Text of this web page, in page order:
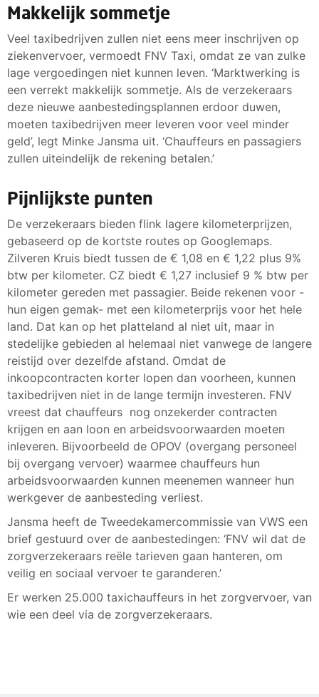
Makkelijk sommetje
Veel taxibedrijven zullen niet eens meer inschrijven op
ziekenvervoer, vermoedt FNV Taxi, omdat ze van zulke
lage vergoedingen niet kunnen leven. ‘Marktwerking is
een verrekt makkelijk sommetje. Als de verzekeraars
deze nieuwe aanbestedingsplannen erdoor duwen,
moeten taxibedrijven meer leveren voor veel minder
geld’, legt Minke Jansma uit. ‘Chauffeurs en passagiers
zullen uiteindelijk de rekening betalen.’
Pijnlijkste punten
De verzekeraars bieden flink lagere kilometerprijzen,
gebaseerd op de kortste routes op Googlemaps.
Zilveren Kruis biedt tussen de € 1,08 en € 1,22 plus 9%
btw per kilometer. CZ biedt € 1,27 inclusief 9 % btw per
kilometer gereden met passagier. Beide rekenen voor -
hun eigen gemak- met een kilometerprijs voor het hele
land. Dat kan op het platteland al niet uit, maar in
stedelijke gebieden al helemaal niet vanwege de langere
reistijd over dezelfde afstand. Omdat de
inkoopcontracten korter lopen dan voorheen, kunnen
taxibedrijven niet in de lange termijn investeren. FNV
vreest dat chauffeurs nog onzekerder contracten
krijgen en aan loon en arbeidsvoorwaarden moeten
inleveren. Bijvoorbeeld de OPOV (overgang personeel
bij overgang vervoer) waarmee chauffeurs hun
arbeidsvoorwaarden kunnen meenemen wanneer hun
werkgever de aanbesteding verliest.
Jansma heeft de Tweedekamercommissie van VWS een
brief gestuurd over de aanbestedingen: ‘FNV wil dat de
zorgverzekeraars reële tarieven gaan hanteren, om
veilig en sociaal vervoer te garanderen.’
Er werken 25.000 taxichauffeurs in het zorgvervoer, van
wie een deel via de zorgverzekeraars.